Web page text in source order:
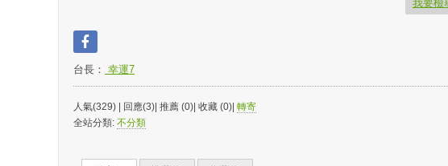
我要檢
台長： 幸運7
人氣(329) | 回應(3)| 推薦 (0)| 收藏 (0)| 轉寄
全站分類: 不分類